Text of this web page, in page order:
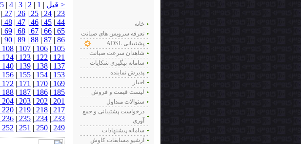
< قبل |
1
|
2
|
3
|
4
|
5
23
|
24
|
25
|
26
|
27
|
44
|
45
|
46
|
47
|
48
|
65
|
66
|
67
|
68
|
69
|
86
|
87
|
88
|
89
|
90
|
105
|
106
|
107
|
108
121
|
122
|
123
|
124
137
|
138
|
139
|
140
153
|
154
|
155
|
156
169
|
170
|
171
|
172
185
|
186
|
187
|
188
201
|
202
|
203
|
204
217
|
218
|
219
|
220
233
|
234
|
235
|
236
249
|
250
|
251
|
252
خانه
تعرفه سرویس های صبانت
ADSL پشتیبانی
شاهدان سرعت صبانت
سامانه پيگيري شكايات
پذيرش نماينده
اخبار
لیست قیمت و فروش
سئوالات متداول
درخواست پشتیبانی و جمع
آوری
سامانه پیشنهادات
آرشیو مسابقات کاوش